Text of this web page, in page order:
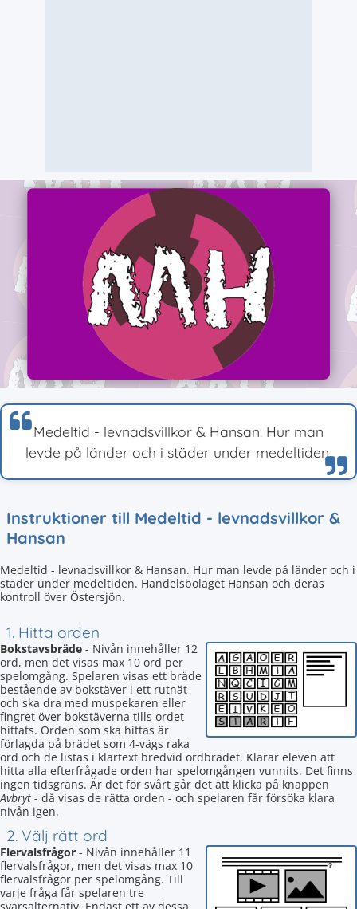
Medeltid - levnadsvillkor & Hansan. Hur man
levde på länder och i städer under medeltiden.
Instruktioner till Medeltid - levnadsvillkor &
Hansan
Medeltid - levnadsvillkor & Hansan. Hur man levde på länder och i
städer under medeltiden. Handelsbolaget Hansan och deras
kontroll över Östersjön.
1. Hitta orden
Bokstavsbräde - Nivån innehåller 12
ord, men det visas max 10 ord per
spelomgång. Spelaren visas ett bräde
bestående av bokstäver i ett rutnät
och ska dra med muspekaren eller
fingret över bokstäverna tills ordet
hittats. Orden som ska hittas är
förlagda på brädet som 4-vägs raka
ord och de listas i klartext bredvid ordbrädet. Klarar eleven att
hitta alla efterfrågade orden har spelomgången vunnits. Det finns
ingen tidsgräns. Är det för svårt går det att klicka på knappen
Avbryt - då visas de rätta orden - och spelaren får försöka klara
nivån igen.
2. Välj rätt ord
Flervalsfrågor - Nivån innehåller 11
flervalsfrågor, men det visas max 10
flervalsfrågor per spelomgång. Till
varje fråga får spelaren tre